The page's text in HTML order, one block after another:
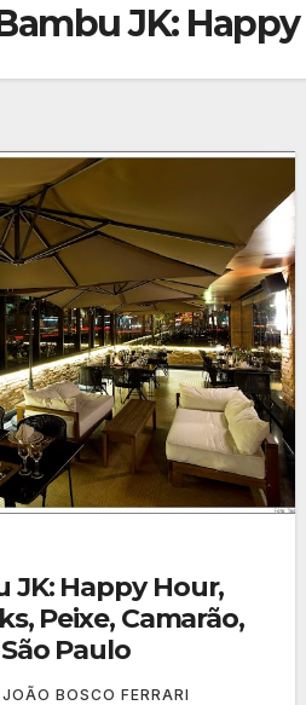
JK:
JK: Happy Hour,
Peixe, Camarão,
Paulo
JOÃO BOSCO FERRARI